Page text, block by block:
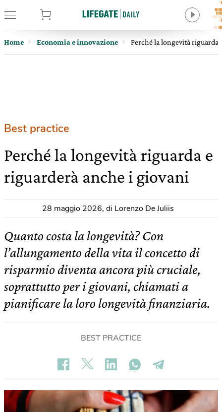
Home Economia e innovazione Perché la longevità riguarda
Best practice
Perché la longevità riguarda e
riguarderà anche i giovani
28 maggio 2026, di Lorenzo De Juliis
Quanto costa la longevità? Con
l’allungamento della vita il concetto di
risparmio diventa ancora più cruciale,
soprattutto per i giovani, chiamati a
pianificare la loro longevità finanziaria.
BEST PRACTICE